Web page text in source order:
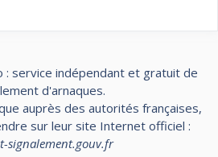
: service indépendant et gratuit de
d'arnaques.
auprès des autorités françaises,
sur leur site Internet officiel :
signalement.gouv.fr